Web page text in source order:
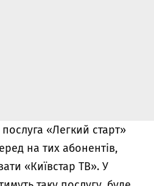
«Легкий старт»
на тих абонентів,
«Київстар ТВ». У